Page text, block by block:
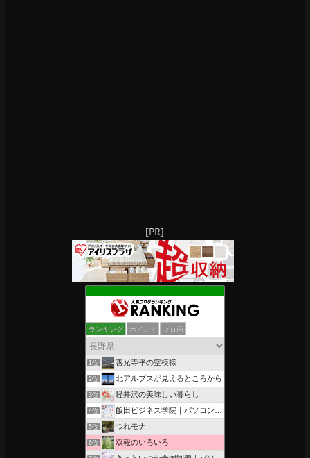
[PR]
ランキング ポイント ブロ画
1位 善光寺平の空模様
2位 北アルプスが見えるところから
3位 軽井沢の美味しい暮らし
4位 飯田ビジネス学院｜パソコン、簿記、公共職業訓練と求職者支援
5位 つれモナ
6位 双報のいろいろ